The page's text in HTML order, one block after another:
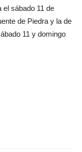
el sábado 11 de
de Piedra y la de
11 y domingo